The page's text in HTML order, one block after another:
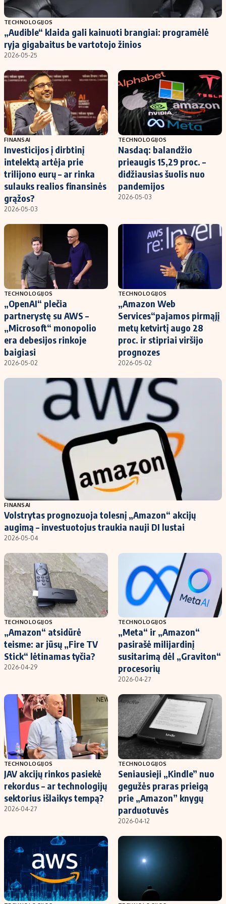
Populiarios temos
Investavimas
Akcijų rinka
Saulės elektrinės
Kriptovaliutos
Infliacija
Migracija
Titulinis
Nedarbo išmokos skaičiuoklė
Indėlių skaičiuoklė
Būsto finansai
Įdomios naujienos
Redakcija
Apie mus
Redakcijos politika
Privatumo politika
Turinio žymėjimo taisyklės
Regionų naujienos
Indėlių palūkanos
TECHNOLOGIJOS
„Audible“ klaida gali kainuoti brangiai: programėlė
ryja gigabaitus be vartotojo žinios
2026-05-25
FINANSAI
Investicijos į dirbtinį
intelektą artėja prie
trilijono eurų – ar rinka
sulauks realios finansinės
grąžos?
2026-05-03
TECHNOLOGIJOS
Nasdaq: balandžio
prieaugis 15,29 proc. –
didžiausias šuolis nuo
pandemijos
2026-05-03
TECHNOLOGIJOS
„OpenAI“ plečia
partnerystę su AWS –
„Microsoft“ monopolio
era debesijos rinkoje
baigiasi
2026-05-02
TECHNOLOGIJOS
„Amazon Web
Services“pajamos pirmąjį
metų ketvirtį augo 28
proc. ir stipriai viršijo
prognozes
2026-05-02
FINANSAI
Volstrytas prognozuoja tolesnį „Amazon“ akcijų
augimą – investuotojus traukia nauji DI lustai
2026-05-04
TECHNOLOGIJOS
„Amazon“ atsidūrė
teisme: ar jūsų „Fire TV
Stick“ lėtinamas tyčia?
2026-04-29
TECHNOLOGIJOS
„Meta“ ir „Amazon“
pasirašė milijardinį
susitarimą dėl „Graviton“
procesorių
2026-04-27
TECHNOLOGIJOS
JAV akcijų rinkos pasiekė
rekordus – ar technologijų
sektorius išlaikys tempą?
2026-04-27
TECHNOLOGIJOS
Seniausieji „Kindle” nuo
gegužės praras prieigą
prie „Amazon” knygų
parduotuvės
2026-04-12